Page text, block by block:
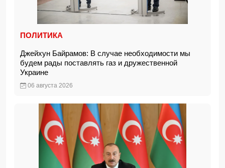
ПОЛИТИКА
Джейхун Байрамов: В случае необходимости мы
будем рады поставлять газ и дружественной
Украине
06 августа 2026